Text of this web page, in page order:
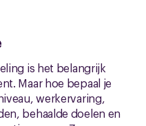
is het belangrijk
Maar hoe bepaal je
werkervaring,
behaalde doelen en